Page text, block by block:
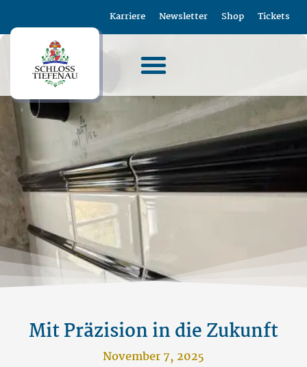
Karriere Newsletter Shop Tickets
Mit Präzision in die Zukunft
November 7, 2025